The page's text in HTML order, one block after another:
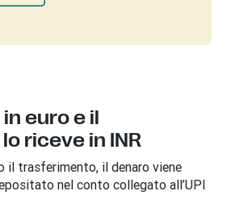
euro e il
riceve in INR
il trasferimento, il denaro viene
nel conto collegato all’UPI